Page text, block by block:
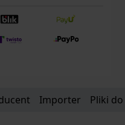
Importer Pliki